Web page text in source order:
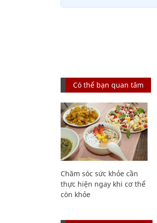
Có thể bạn quan tâm
Chăm sóc sức khỏe cần
thực hiện ngay khi cơ thể
còn khỏe